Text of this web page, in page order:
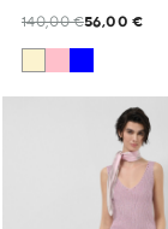
140,00 €56,00 €